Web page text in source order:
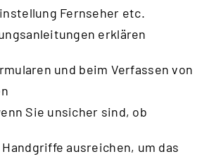
Fernseher etc.
erklären
und beim Verfassen von
Sie unsicher sind, ob
Handgriffe ausreichen, um das